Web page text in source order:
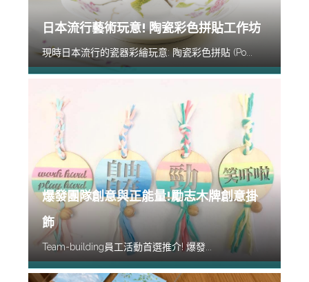
日本流行藝術玩意! 陶瓷彩色拼貼工作坊
現時日本流行的瓷器彩繪玩意: 陶瓷彩色拼貼 (Po...
爆發團隊創意與正能量!勵志木牌創意掛
飾
Team-building員工活動首選推介! 爆發...